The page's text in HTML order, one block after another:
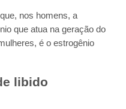
nos homens, a
que atua na geração do
é o estrogênio
libido